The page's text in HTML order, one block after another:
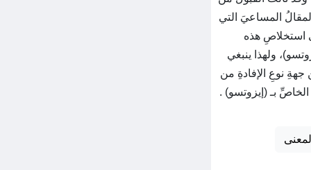
المساعيَ التي
استخلاصِ هذه
ولهذا ينبغي
جهةِ نوعِ الإفادةِ من
بـ (إيزوتسو) .